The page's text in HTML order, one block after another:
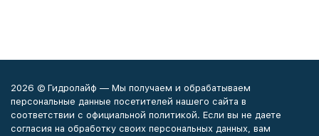
2026 © Гидролайф — Мы получаем и обрабатываем
персональные данные посетителей нашего сайта в
соответствии с официальной политикой. Если вы не даете
согласия на обработку своих персональных данных, вам